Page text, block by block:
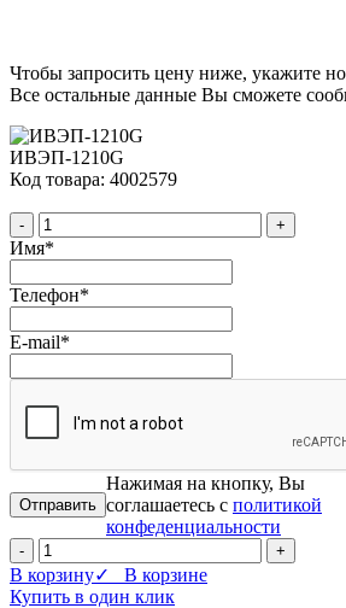
Чтобы запросить цену ниже, укажите
Все остальные данные Вы сможете
ИВЭП-1210G
Код товара: 4002579
- +
Имя*
Телефон*
E-mail*
Нажимая на кнопку, Вы
соглашаетесь с политикой
конфеденциальности
- +
В корзину✓ В корзине
Купить в один клик